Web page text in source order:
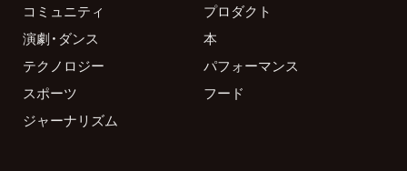
コミュニティ
プロダクト
演劇・ダンス
本
テクノロジー
パフォーマンス
スポーツ
フード
ジャーナリズム